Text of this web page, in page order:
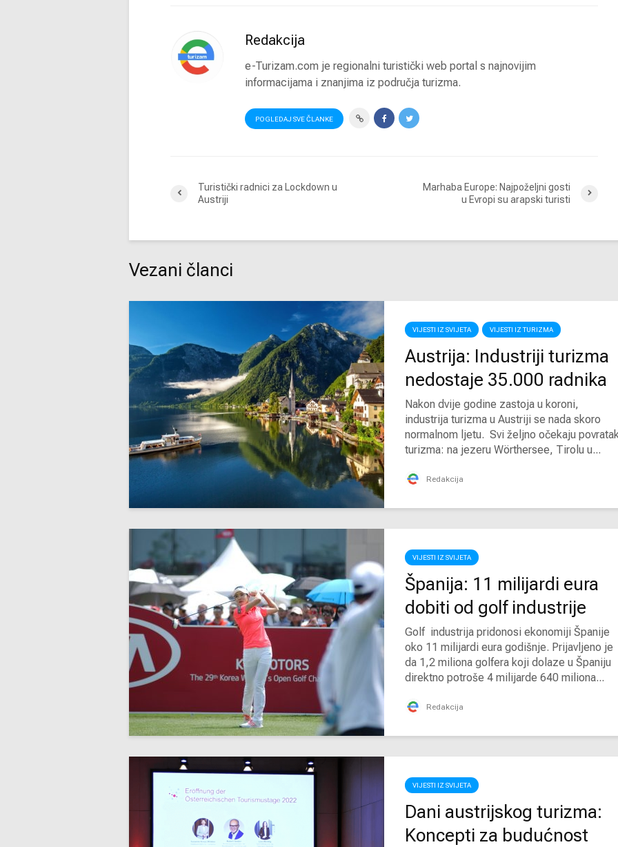
Redakcija
e-Turizam.com je regionalni turistički web portal s najnovijim
informacijama i znanjima iz područja turizma.
POGLEDAJ SVE ČLANKE
Turistički radnici za Lockdown u
Austriji
Marhaba Europe: Najpoželjni gosti
u Evropi su arapski turisti
Vezani članci
VIJESTI IZ SVIJETA VIJESTI IZ TURIZMA
Austrija: Industriji turizma
nedostaje 35.000 radnika
Nakon dvije godine zastoja u koroni,
industrija turizma u Austriji se nada skoro
normalnom ljetu. Svi željno očekaju
turizma: na jezeru Wörthersee, Tirolu u...
Redakcija
VIJESTI IZ SVIJETA
Španija: 11 milijardi eura
dobiti od golf industrije
Golf industrija pridonosi ekonomiji Španije
oko 11 milijardi eura godišnje. Prijavljeno je
da 1,2 miliona golfera koji dolaze u Španiju
direktno potroše 4 milijarde 640 miliona...
Redakcija
VIJESTI IZ SVIJETA
Dani austrijskog turizma:
Koncepti za budućnost